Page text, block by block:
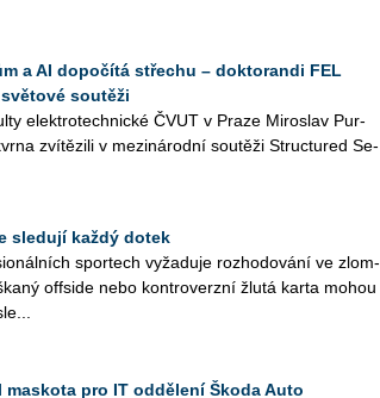
a AI dopočítá střechu – doktorandi FEL
soutěži
elek­tro­tech­nic­ké ČVUT v Praze Mi­roslav Pur­
zví­tě­zi­li v me­zi­ná­rod­ní sou­tě­ži Structu­red Se­
sledují každý dotek
spor­tech vy­ža­du­je roz­ho­do­vá­ní ve zlom­
off­si­de nebo kon­tro­verz­ní žlutá karta mohou
maskota pro IT oddělení Škoda Auto